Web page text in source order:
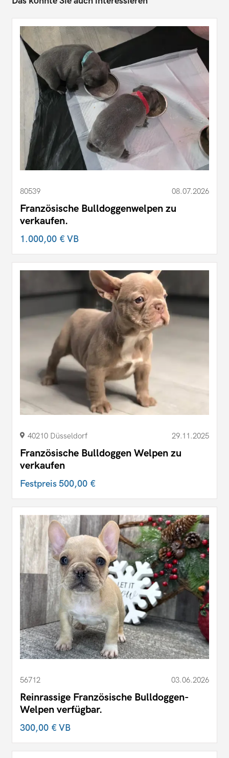
80539 08.07.2026
Französische Bulldoggenwelpen zu
verkaufen.
1.000,00 €VB
40210 Düsseldorf 29.11.2025
Französische Bulldoggen Welpen zu
verkaufen
Festpreis500,00 €
56712 03.06.2026
Reinrassige Französische Bulldoggen-
Welpen verfügbar.
300,00 €VB